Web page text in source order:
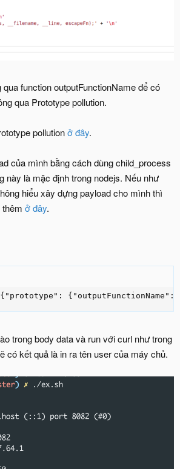
function outputFunctionName để có
qua Prototype pollution.
pollutionở đây.
của mình bằng cách dùng child_process
này là mặc định trong nodejs. Nếu như
hiểu xây dựng payload cho mình thì
ở đây.
trong body data và run với curl như trong
có kết quả là in ra tên user của máy chủ.